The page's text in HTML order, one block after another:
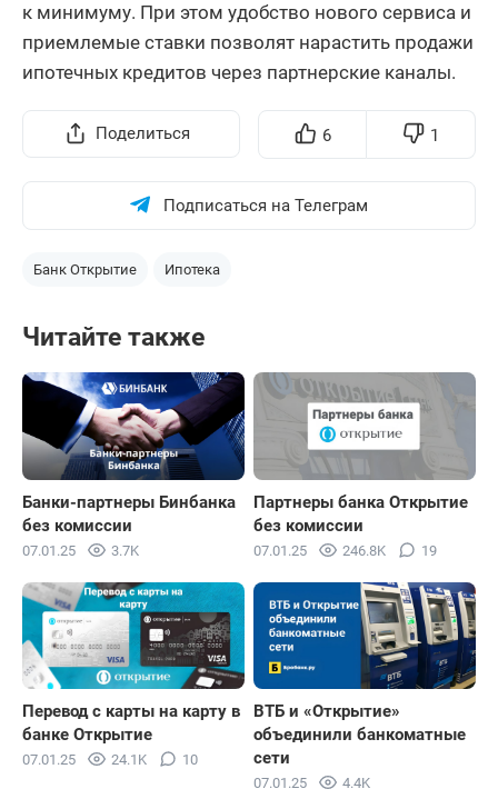
к минимуму. При этом удобство нового сервиса и
приемлемые ставки позволят нарастить продажи
ипотечных кредитов через партнерские каналы.
Поделиться 6 1
Подписаться на Телеграм
Банк Открытие Ипотека
Читайте также
Банки-партнеры Бинбанка
без комиссии
07.01.25 3.7K
Партнеры банка Открытие
без комиссии
07.01.25 246.8K 19
Перевод с карты на карту в
банке Открытие
07.01.25 24.1K 10
ВТБ и «Открытие»
объединили банкоматные
сети
07.01.25 4.4K